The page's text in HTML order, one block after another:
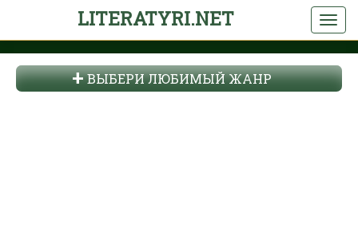
LITERATYRI.NET
ВЫБЕРИ ЛЮБИМЫЙ ЖАНР